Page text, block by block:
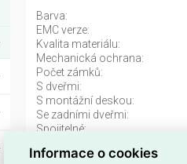
Barva:
EMC verze:
Kvalita materiálu:
Mechanická ochrana:
Počet zámků:
S dveřmi:
S montážní deskou:
Se zadními dveřmi:
Spojitelné:
Vhodné pro montáž na stěnu:
Informace o cookies